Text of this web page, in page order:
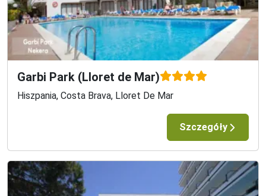
Garbi Park (Lloret de Mar)
Hiszpania, Costa Brava, Lloret De Mar
Szczegóły